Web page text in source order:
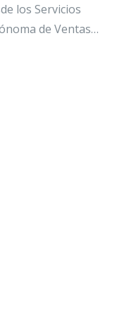
los Servicios
de Ventas…